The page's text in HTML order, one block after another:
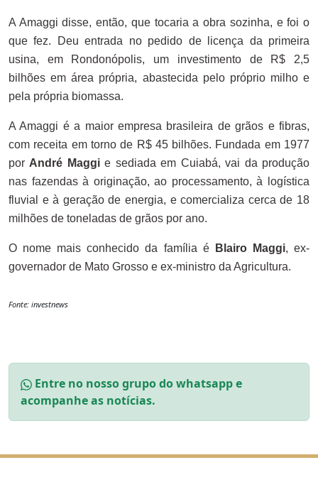
A Amaggi disse, então, que tocaria a obra sozinha, e foi o
que fez. Deu entrada no pedido de licença da primeira
usina, em Rondonópolis, um investimento de R$ 2,5
bilhões em área própria, abastecida pelo próprio milho e
pela própria biomassa.
A Amaggi é a maior empresa brasileira de grãos e fibras,
com receita em torno de R$ 45 bilhões. Fundada em 1977
porAndré Maggie sediada em Cuiabá, vai da produção
nas fazendas à originação, ao processamento, à logística
fluvial e à geração de energia, e comercializa cerca de 18
milhões de toneladas de grãos por ano.
O nome mais conhecido da família é Blairo Maggi, ex-
governador de Mato Grosso e ex-ministro da Agricultura.
Fonte: investnews
Entre no nosso grupo do whatsapp e
acompanhe as notícias.